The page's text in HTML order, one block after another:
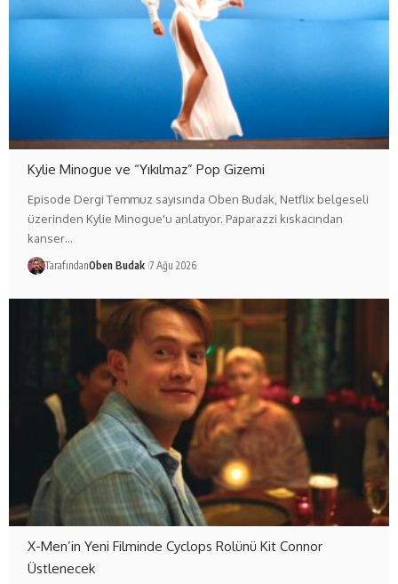
Kylie Minogue ve “Yıkılmaz” Pop Gizemi
Episode Dergi Temmuz sayısında Oben Budak, Netflix belgeseli
üzerinden Kylie Minogue'u anlatıyor. Paparazzi kıskacından
kanser…
TarafındanOben Budak 7 Ağu 2026
X-Men’in Yeni Filminde Cyclops Rolünü Kit Connor
Üstlenecek